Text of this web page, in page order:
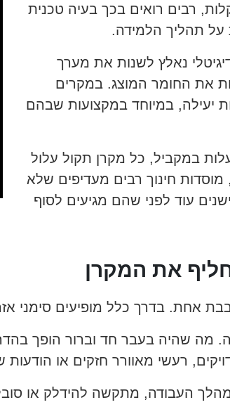
רבים רואים בכך בעיה טכנית
על תהליך הלמידה.
נאלץ לשנות את מערך
את החומר המוצג. במקרים
יעילה, במיוחד במקצועות שבהם
במקביל, כל מקרן תקול עלול
חינוך רבים מעדיפים שלא
עוד לפני שהם מגיעים לסוף
את המקרן
אחת. בדרך כלל מופיעים סימני
מה שהיה בעבר חד וברור הופך
רעשי מאוורר חזקים או הודעות
העבודה, מתקשה להידלק או